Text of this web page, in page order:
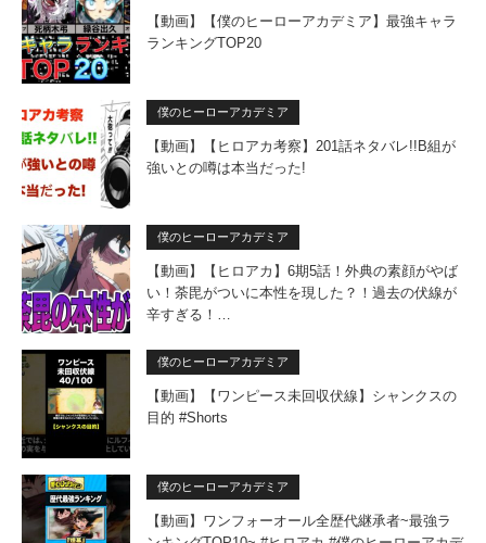
【動画】【僕のヒーローアカデミア】最強キャラ
ランキングTOP20
僕のヒーローアカデミア
【動画】【ヒロアカ考察】201話ネタバレ!!B組が
強いとの噂は本当だった!
僕のヒーローアカデミア
【動画】【ヒロアカ】6期5話！外典の素顔がやば
い！荼毘がついに本性を現した？！過去の伏線が
辛すぎる！…
僕のヒーローアカデミア
【動画】【ワンピース未回収伏線】シャンクスの
目的 #Shorts
僕のヒーローアカデミア
【動画】ワンフォーオール全歴代継承者~最強ラ